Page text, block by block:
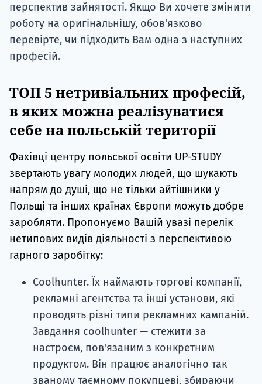
перспектив зайнятості. Якщо Ви хочете змінити
роботу на оригінальнішу, обов'язково
перевірте, чи підходить Вам одна з наступних
професій.
ТОП 5 нетривіальних професій,
в яких можна реалізуватися
себе на польській території
Фахівці центру польської освіти UP-STUDY
звертають увагу молодих людей, що шукають
напрям до душі, що не тільки айтішники у
Польщі та інших країнах Європи можуть добре
заробляти. Пропонуємо Вашій увазі перелік
нетипових видів діяльності з перспективою
гарного заробітку:
Coolhunter. Їх наймають торгові компанії,
рекламні агентства та інші установи, які
проводять різні типи рекламних кампаній.
Завдання coolhunter — стежити за
настроєм, пов'язаним з конкретним
продуктом. Він працює аналогічно так
званому таємному покупцеві, збираючи